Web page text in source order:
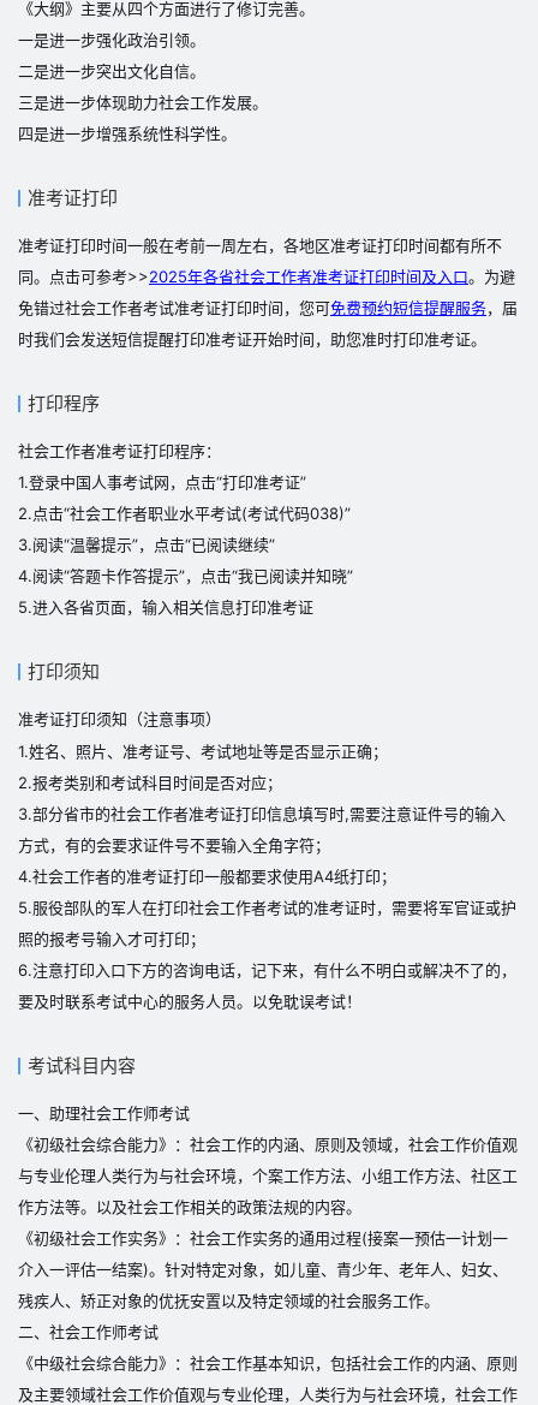
《大纲》主要从四个方面进行了修订完善。
一是进一步强化政治引领。
二是进一步突出文化自信。
三是进一步体现助力社会工作发展。
四是进一步增强系统性科学性。
准考证打印
准考证打印时间一般在考前一周左右，各地区准考证打印时间都有所不
同。点击可参考>>2025年各省社会工作者准考证打印时间及入口。为避
免错过社会工作者考试准考证打印时间，您可免费预约短信提醒服务，届
时我们会发送短信提醒打印准考证开始时间，助您准时打印准考证。
打印程序
社会工作者准考证打印程序：
1.登录中国人事考试网，点击“打印准考证”
2.点击“社会工作者职业水平考试(考试代码038)”
3.阅读“温馨提示”，点击“已阅读继续”
4.阅读“答题卡作答提示”，点击“我已阅读并知晓”
5.进入各省页面，输入相关信息打印准考证
打印须知
准考证打印须知（注意事项）
1.姓名、照片、准考证号、考试地址等是否显示正确；
2.报考类别和考试科目时间是否对应；
3.部分省市的社会工作者准考证打印信息填写时,需要注意证件号的输入
方式，有的会要求证件号不要输入全角字符；
4.社会工作者的准考证打印一般都要求使用A4纸打印；
5.服役部队的军人在打印社会工作者考试的准考证时，需要将军官证或护
照的报考号输入才可打印；
6.注意打印入口下方的咨询电话，记下来，有什么不明白或解决不了的，
要及时联系考试中心的服务人员。以免耽误考试！
考试科目内容
一、助理社会工作师考试
《初级社会综合能力》：社会工作的内涵、原则及领域，社会工作价值观
与专业伦理人类行为与社会环境，个案工作方法、小组工作方法、社区工
作方法等。以及社会工作相关的政策法规的内容。
《初级社会工作实务》：社会工作实务的通用过程(接案一预估一计划一
介入一评估一结案)。针对特定对象，如儿童、青少年、老年人、妇女、
残疾人、矫正对象的优抚安置以及特定领域的社会服务工作。
二、社会工作师考试
《中级社会综合能力》：社会工作基本知识，包括社会工作的内涵、原则
及主要领域社会工作价值观与专业伦理，人类行为与社会环境，社会工作